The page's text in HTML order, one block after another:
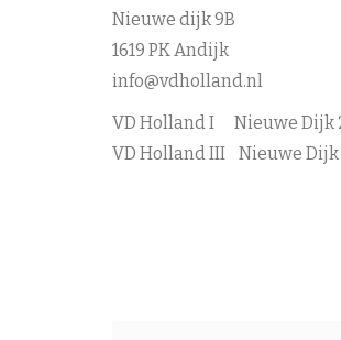
Nieuwe dijk 9B
1619 PK Andijk
info@vdholland.nl
VD Holland I Nieuwe Dijk
VD Holland III Nieuwe Dijk